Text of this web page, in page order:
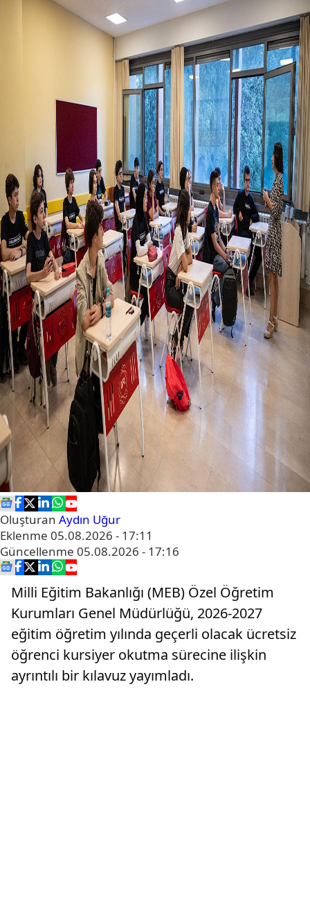
Oluşturan Aydın Uğur
Eklenme 05.08.2026 - 17:11
Güncellenme 05.08.2026 - 17:16
Milli Eğitim Bakanlığı (MEB) Özel Öğretim
Kurumları Genel Müdürlüğü, 2026-2027
eğitim öğretim yılında geçerli olacak ücretsiz
öğrenci kursiyer okutma sürecine ilişkin
ayrıntılı bir kılavuz yayımladı.